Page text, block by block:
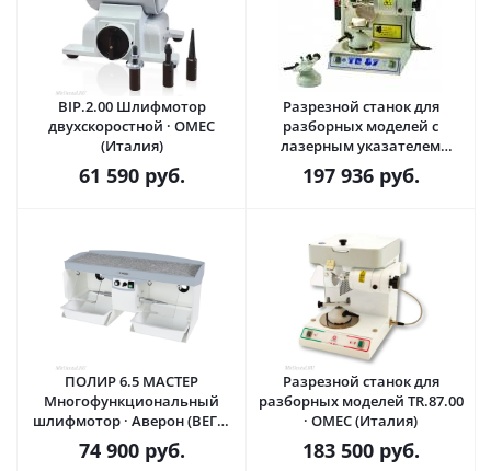
BIP.2.00 Шлифмотор
двухскоростной · OMEC
(Италия)
61 590руб.
Разрезной станок для
разборных моделей с
лазерным указателем
TR.87.L.00 · OMEC (Италия)
197 936руб.
ПОЛИР 6.5 МАСТЕР
Многофункциональный
шлифмотор · Аверон (ВЕГА-
ПРО) Россия
74 900руб.
Разрезной станок для
разборных моделей TR.87.00
· OMEC (Италия)
183 500руб.